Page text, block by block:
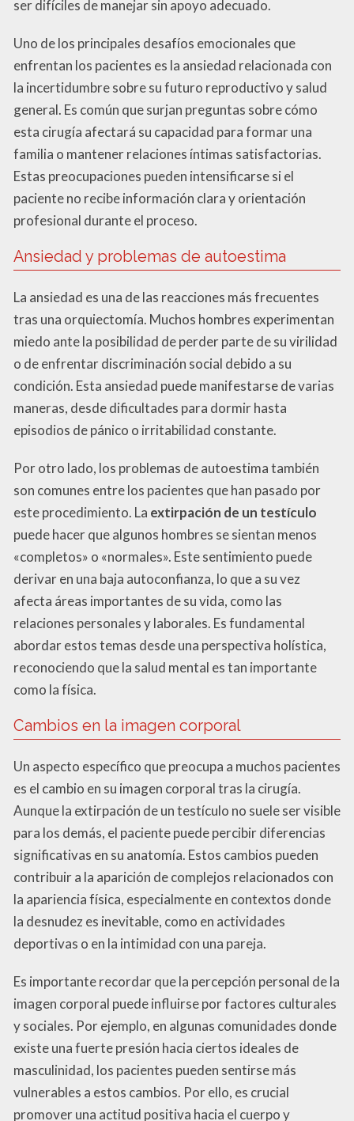
ser difíciles de manejar sin apoyo adecuado.
Uno de los principales desafíos emocionales que
enfrentan los pacientes es la ansiedad relacionada con
la incertidumbre sobre su futuro reproductivo y salud
general. Es común que surjan preguntas sobre cómo
esta cirugía afectará su capacidad para formar una
familia o mantener relaciones íntimas satisfactorias.
Estas preocupaciones pueden intensificarse si el
paciente no recibe información clara y orientación
profesional durante el proceso.
Ansiedad y problemas de autoestima
La ansiedad es una de las reacciones más frecuentes
tras una orquiectomía. Muchos hombres experimentan
miedo ante la posibilidad de perder parte de su virilidad
o de enfrentar discriminación social debido a su
condición. Esta ansiedad puede manifestarse de varias
maneras, desde dificultades para dormir hasta
episodios de pánico o irritabilidad constante.
Por otro lado, los problemas de autoestima también
son comunes entre los pacientes que han pasado por
este procedimiento. La extirpación de un testículo
puede hacer que algunos hombres se sientan menos
«completos» o «normales». Este sentimiento puede
derivar en una baja autoconfianza, lo que a su vez
afecta áreas importantes de su vida, como las
relaciones personales y laborales. Es fundamental
abordar estos temas desde una perspectiva holística,
reconociendo que la salud mental es tan importante
como la física.
Cambios en la imagen corporal
Un aspecto específico que preocupa a muchos pacientes
es el cambio en su imagen corporal tras la cirugía.
Aunque la extirpación de un testículo no suele ser visible
para los demás, el paciente puede percibir diferencias
significativas en su anatomía. Estos cambios pueden
contribuir a la aparición de complejos relacionados con
la apariencia física, especialmente en contextos donde
la desnudez es inevitable, como en actividades
deportivas o en la intimidad con una pareja.
Es importante recordar que la percepción personal de la
imagen corporal puede influirse por factores culturales
y sociales. Por ejemplo, en algunas comunidades donde
existe una fuerte presión hacia ciertos ideales de
masculinidad, los pacientes pueden sentirse más
vulnerables a estos cambios. Por ello, es crucial
promover una actitud positiva hacia el cuerpo y